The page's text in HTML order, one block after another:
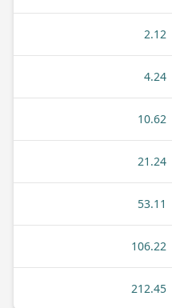
2.12
4.24
10.62
21.24
53.11
106.22
212.45